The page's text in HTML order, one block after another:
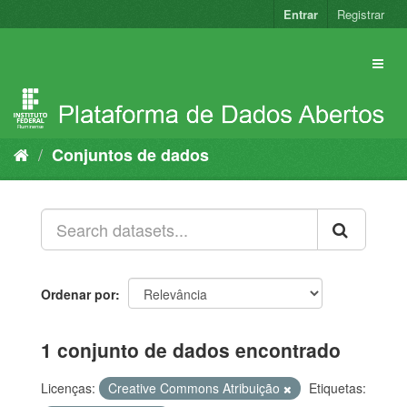
para
Entrar Registrar
Conjuntos de dados
Ordenar por
1 conjunto de dados encontrado
Licenças: Creative Commons Atribuição
Etiquetas: